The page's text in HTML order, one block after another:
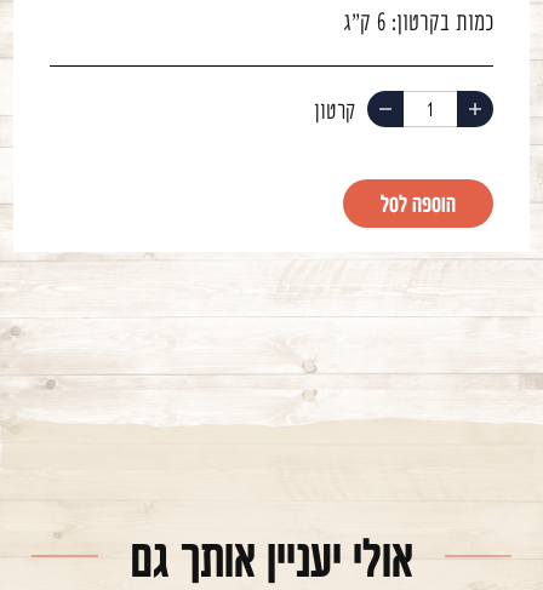
כמות בקרטון:6 ק"ג
הוסף
החסר
הוספה לסל
אולי יעניין אותך גם